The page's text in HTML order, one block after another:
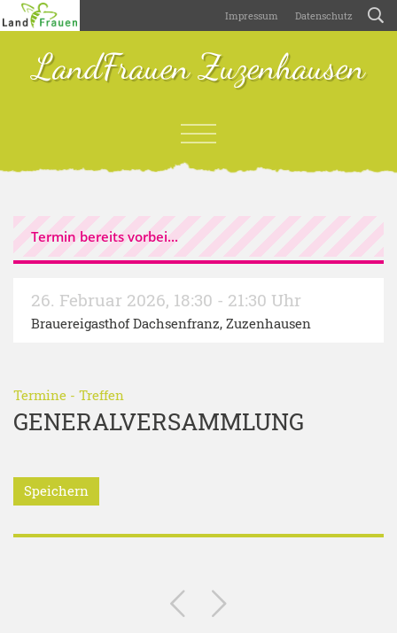
Impressum Datenschutz
LandFrauen Zuzenhausen
Termin bereits vorbei...
26. Februar 2026, 18:30 - 21:30 Uhr
Brauereigasthof Dachsenfranz, Zuzenhausen
Termine - Treffen
GENERALVERSAMMLUNG
Speichern